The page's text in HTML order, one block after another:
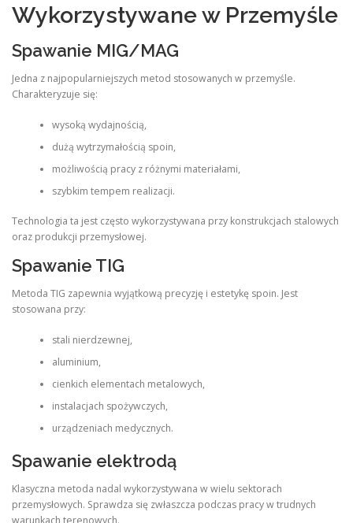
Wykorzystywane w Przemyśle
Spawanie MIG/MAG
Jedna z najpopularniejszych metod stosowanych w przemyśle.
Charakteryzuje się:
wysoką wydajnością,
dużą wytrzymałością spoin,
możliwością pracy z różnymi materiałami,
szybkim tempem realizacji.
Technologia ta jest często wykorzystywana przy konstrukcjach stalowych
oraz produkcji przemysłowej.
Spawanie TIG
Metoda TIG zapewnia wyjątkową precyzję i estetykę spoin. Jest
stosowana przy:
stali nierdzewnej,
aluminium,
cienkich elementach metalowych,
instalacjach spożywczych,
urządzeniach medycznych.
Spawanie elektrodą
Klasyczna metoda nadal wykorzystywana w wielu sektorach
przemysłowych. Sprawdza się zwłaszcza podczas pracy w trudnych
warunkach terenowych.